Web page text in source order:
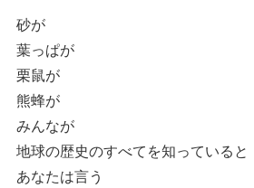
砂が
葉っぱが
栗鼠が
熊蜂が
みんなが
地球の歴史のすべてを知っていると
あなたは言う